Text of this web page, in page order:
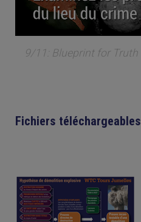
9/11: Blueprint for Truth
Fichiers téléchargeables